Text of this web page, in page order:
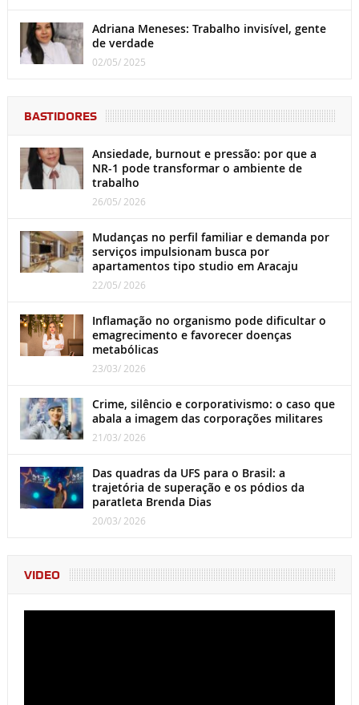
Adriana Meneses: Trabalho invisível, gente
de verdade
02/05/ 2025
BASTIDORES
Ansiedade, burnout e pressão: por que a
NR-1 pode transformar o ambiente de
trabalho
26/05/ 2026
Mudanças no perfil familiar e demanda por
serviços impulsionam busca por
apartamentos tipo studio em Aracaju
22/05/ 2026
Inflamação no organismo pode dificultar o
emagrecimento e favorecer doenças
metabólicas
23/03/ 2026
Crime, silêncio e corporativismo: o caso que
abala a imagem das corporações militares
21/03/ 2026
Das quadras da UFS para o Brasil: a
trajetória de superação e os pódios da
paratleta Brenda Dias
20/03/ 2026
VIDEO